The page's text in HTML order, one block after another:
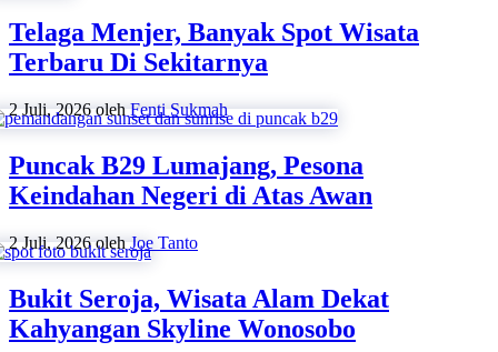
Telaga Menjer, Banyak Spot Wisata
Terbaru Di Sekitarnya
2 Juli, 2026 olehFenti Sukmah
Puncak B29 Lumajang, Pesona
Keindahan Negeri di Atas Awan
2 Juli, 2026 olehJoe Tanto
Bukit Seroja, Wisata Alam Dekat
Kahyangan Skyline Wonosobo